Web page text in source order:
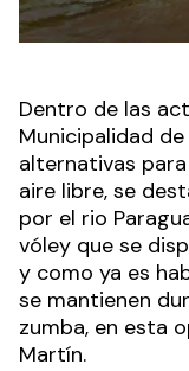
Dentro de las
Municipalidad
alternativas
aire libre, se
por el rio
vóley que se
y como ya es
se mantienen
zumba, en esta
Martín.